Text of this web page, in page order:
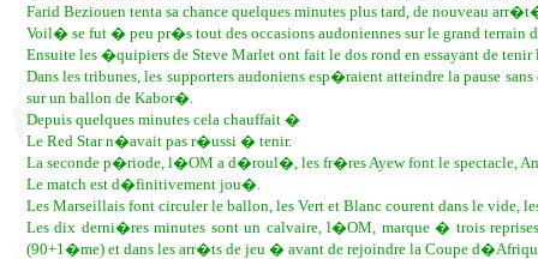
Farid Beziouen tenta sa chance quelques minutes plus tard, de nouveau
Voil� se fut � peu pr�s tout des occasions audoniennes sur le grand terrain
Ensuite les �quipiers de Steve Marlet ont fait le dos rond en essayant de tenir
Dans les tribunes, les supporters audoniens esp�raient atteindre la pause
sur un ballon de Kabor�.
Depuis quelques minutes cela chauffait �
Le Red Star n�avait pas r�ussi � tenir.
La seconde p�riode, l�OM a d�roul�, les fr�res Ayew font le spectacle,
Le match est d�finitivement jou�.
Les Marseillais font circuler le ballon, les Vert et Blanc courent dans le vide,
Les dix derni�res minutes sont un calvaire, l�OM, marque � trois
(90+1�me) et dans les arr�ts de jeu � avant de rejoindre la Coupe